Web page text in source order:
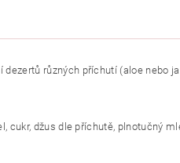
dezertů různých příchutí (aloe nebo
cukr, džus dle příchutě, plnotučný